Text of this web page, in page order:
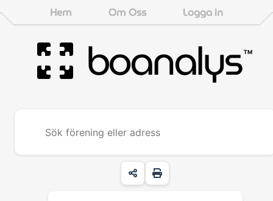
Hem Om Oss Logga in
boanalys™